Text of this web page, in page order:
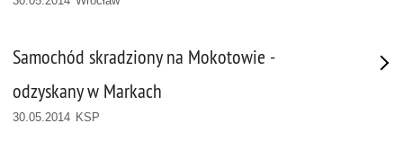
Samochód skradziony na Mokotowie -
odzyskany w Markach
30.05.2014 KSP